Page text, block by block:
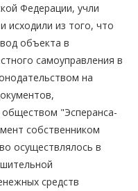
Федерации, учли
исходили из того, что
объекта в
самоуправления в
на
"Эсперанса-
собственником
осуществлялось в
средств